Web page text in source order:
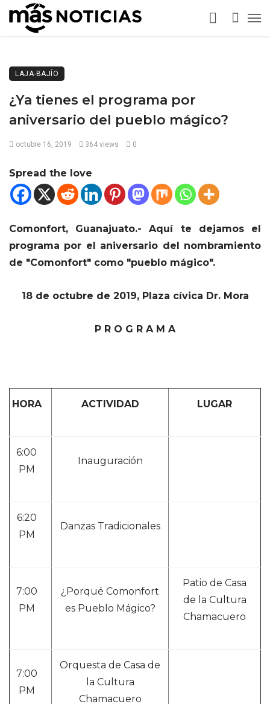
LAJA-BAJÍO
¿Ya tienes el programa por
aniversario del pueblo mágico?
octubre 16, 2019 364 views 0
Spread the love
Comonfort, Guanajuato.- Aquí te dejamos el
programa por el aniversario del nombramiento
de "Comonfort" como "pueblo mágico".
18 de octubre de 2019, Plaza cívica Dr. Mora
P R O G R A M A
HORA ACTIVIDAD LUGAR
6:00
PM
Inauguración
6:20
PM
Danzas Tradicionales
7:00
PM
¿Porqué Comonfort
es Pueblo Mágico?
Patio de Casa
de la Cultura
Chamacuero
7:00
PM
Orquesta de Casa de
la Cultura
Chamacuero